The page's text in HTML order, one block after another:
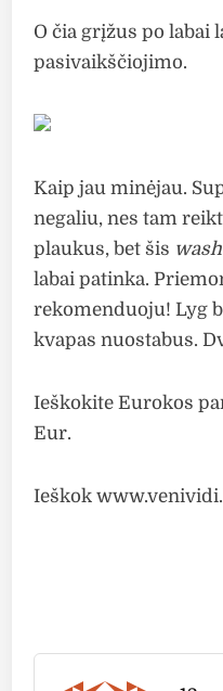
O čia grįžus po labai
pasivaikščiojimo.
Kaip jau minėjau.
negaliu, nes tam
plaukus, bet šis
labai patinka.
rekomenduoju! Lyg
kvapas nuostabus.
Ieškokite Eurokos
Eur.
Ieškok